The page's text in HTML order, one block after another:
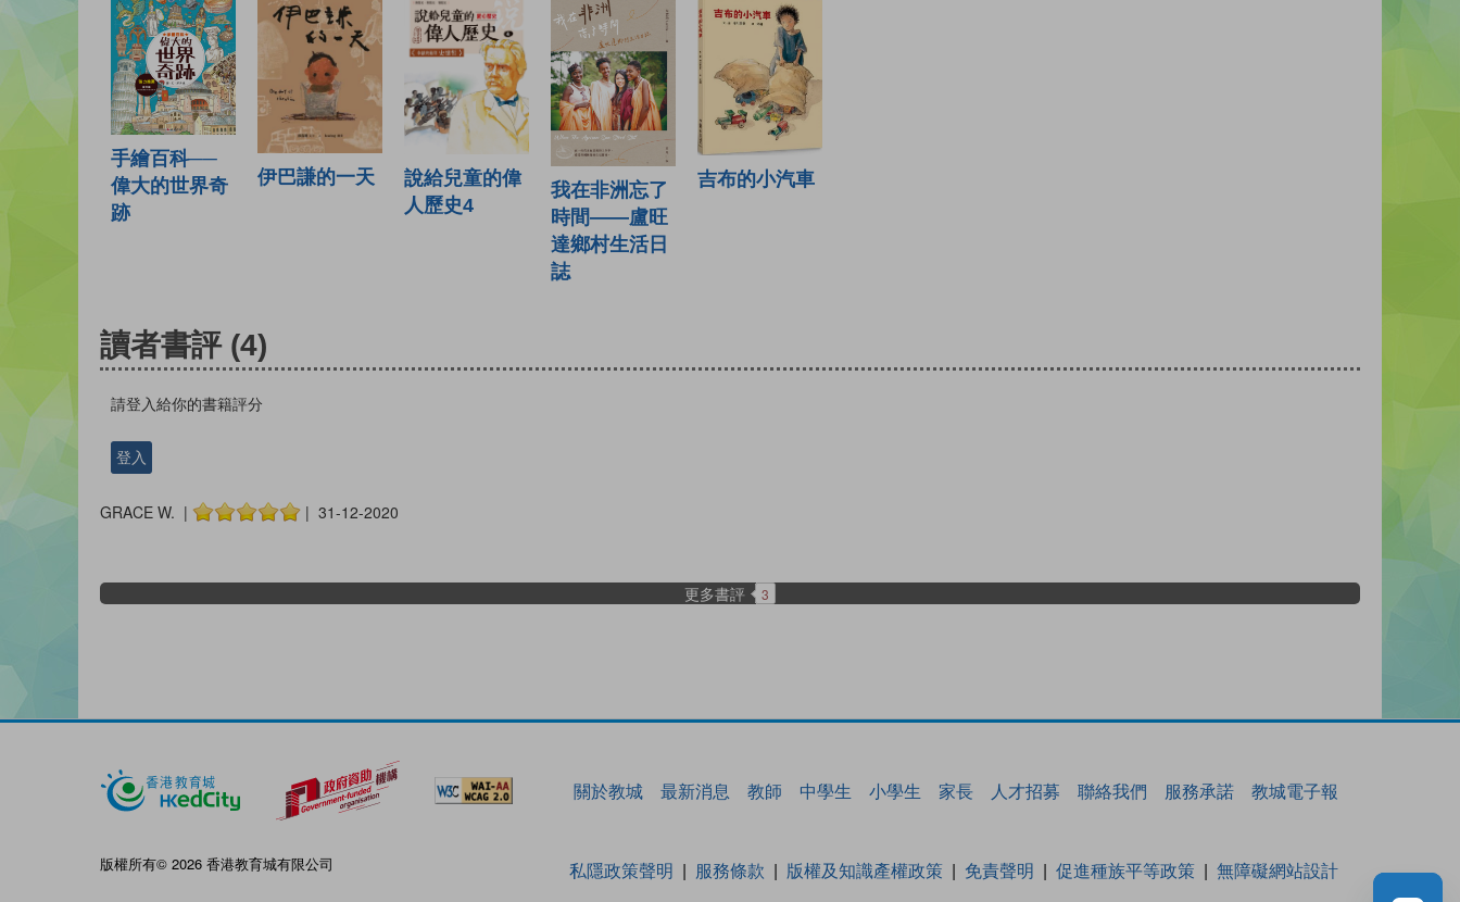
手繪百科──
偉大的世界奇
跡
伊巴謙的一天
說給兒童的偉
人歷史4
我在非洲忘了
時間——盧旺
達鄉村生活日
誌
吉布的小汽車
讀者書評 (4)
請登入給你的書籍評分
登入
GRACE W. | | 31-12-2020
更多書評 3
關於教城 最新消息 教師 中學生 小學生 家長 人才招募 聯絡我們 服務承諾 教城電子報
版權所有© 2026 香港教育城有限公司 私隱政策聲明 服務條款 版權及知識產權政策 免責聲明 促進種族平等政策 無障礙網站設計